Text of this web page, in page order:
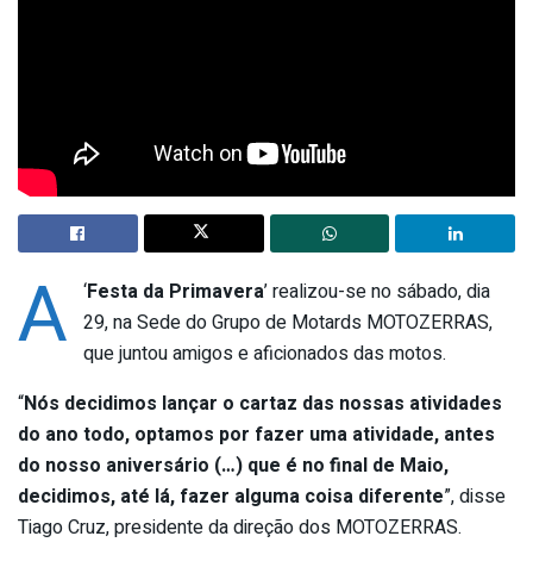
A ‘Festa da Primavera’ realizou-se no sábado, dia
29, na Sede do Grupo de Motards MOTOZERRAS,
que juntou amigos e aficionados das motos.
“Nós decidimos lançar o cartaz das nossas atividades
do ano todo, optamos por fazer uma atividade, antes
do nosso aniversário (…) que é no final de Maio,
decidimos, até lá, fazer alguma coisa diferente”, disse
Tiago Cruz, presidente da direção dos MOTOZERRAS.